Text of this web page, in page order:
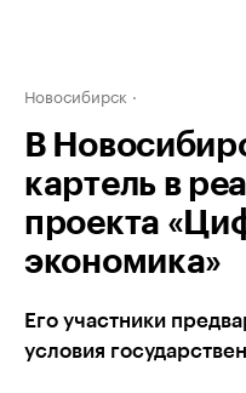
Новосибирск
В
картель в
проекта
экономика»
Его участники
условия